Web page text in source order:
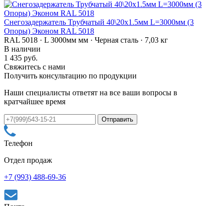
Снегозадержатель Трубчатый 40\20х1.5мм L=3000мм (3
Опоры) Эконом RAL 5018
RAL 5018 · L 3000мм мм · Черная сталь · 7,03 кг
В наличии
1 435 руб.
Свяжитесь с нами
Получить консультацию по продукции
Наши специалисты ответят на все ваши вопросы в
кратчайшее время
Телефон
Отдел продаж
+7 (993) 488-69-36